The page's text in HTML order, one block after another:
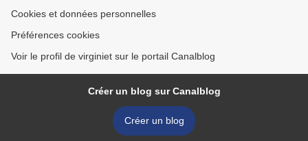
Cookies et données personnelles
Préférences cookies
Voir le profil de virginiet sur le portail Canalblog
Créer un blog sur Canalblog
Créer un blog